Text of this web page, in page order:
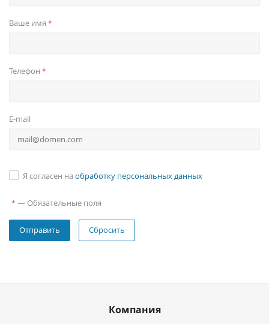
Ваше имя *
Телефон *
E-mail
Я согласен на обработку персональных данных
* — Обязательные поля
Сбросить
Компания